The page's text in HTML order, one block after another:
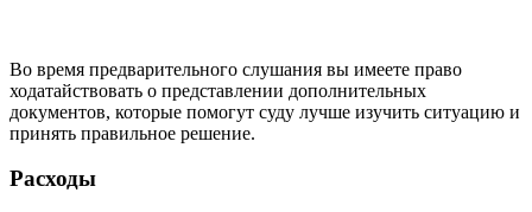
Во время предварительного слушания вы имеете право
ходатайствовать о представлении дополнительных
документов, которые помогут суду лучше изучить ситуацию и
принять правильное решение.
Расходы